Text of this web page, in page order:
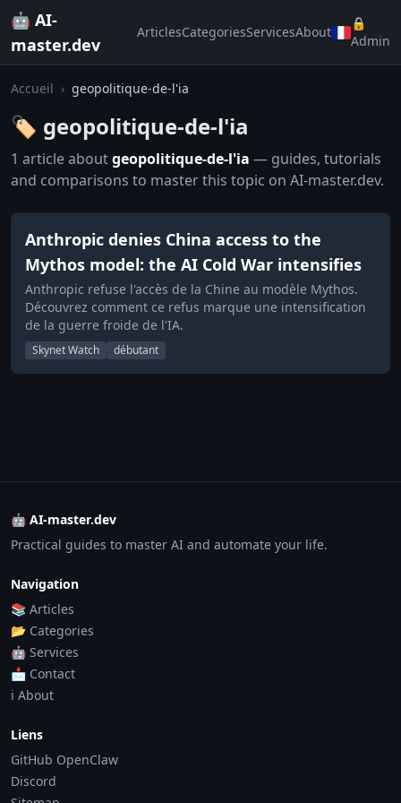
🤖 AI-
master.dev
ArticlesCategoriesServicesAbout
🔒
Admin
Accueil › geopolitique-de-l'ia
🏷️ geopolitique-de-l'ia
1 article aboutgeopolitique-de-l'ia — guides, tutorials
and comparisons to master this topic on AI-master.dev.
Anthropic denies China access to the
Mythos model: the AI Cold War intensifies
Anthropic refuse l'accès de la Chine au modèle Mythos.
Découvrez comment ce refus marque une intensification
de la guerre froide de l'IA.
Skynet Watch débutant
🤖 AI-master.dev
Practical guides to master AI and automate your life.
Navigation
📚 Articles
📂 Categories
🤖 Services
📩 Contact
ℹ️ About
Liens
GitHub OpenClaw
Discord